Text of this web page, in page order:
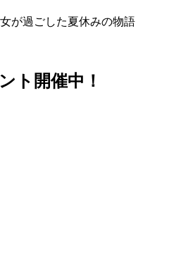
が過ごした夏休みの物語
ト開催中！